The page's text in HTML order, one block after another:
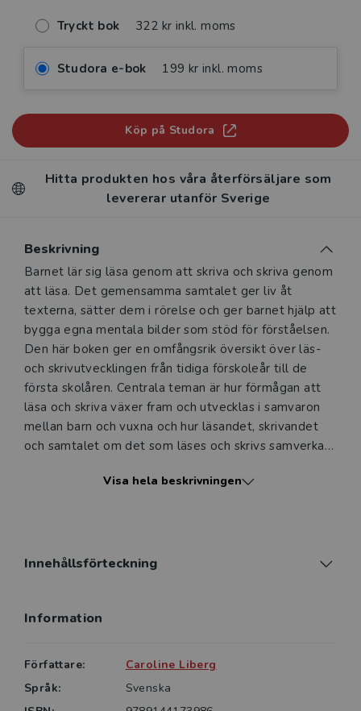
Tryckt bok 322 kr inkl. moms
Studora e-bok 199 kr inkl. moms
Köp på Studora
Hitta produkten hos våra återförsäljare som
levererar utanför Sverige
Beskrivning
Beskrivning
Barnet lär sig läsa genom att skriva och skriva genom
att läsa. Det gemensamma samtalet ger liv åt
texterna, sätter dem i rörelse och ger barnet hjälp att
bygga egna mentala bilder som stöd för förståelsen.
Den här boken ger en omfångsrik översikt över läs-
och skrivutvecklingen från tidiga förskoleår till de
första skolåren. Centrala teman är hur förmågan att
läsa och skriva växer fram och utvecklas i samvaron
mellan barn och vuxna och hur läsandet, skrivandet
och samtalet om det som läses och skrivs samverkar
beskrivs barns läs- och skrivutveckling. Här behandlas
förskola och skola för att stödja barns läs- och
aktiviteter. I denna andra upplaga av boken inkluderas
skrivutveckling. Avsnitten om hur man kan arbeta i
författaren på vilka olika sätt barns läs- och
Visa hela beskrivningen
Innehållsförteckning
Information
Författare:
Caroline Liberg
Språk:
Svenska